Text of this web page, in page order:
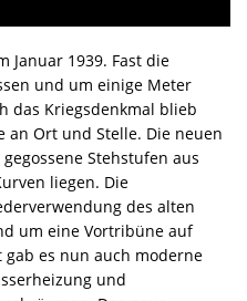
Januar 1939. Fast die
und um einige Meter
das Kriegsdenkmal blieb
an Ort und Stelle. Die neuen
Stehstufen aus
liegen. Die
des alten
um eine Vortribüne auf
es nun auch moderne
und